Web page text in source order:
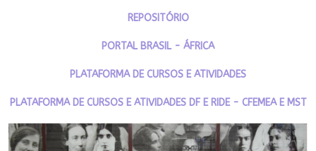
REPOSITÓRIO
PORTAL BRASIL - ÁFRICA
PLATAFORMA DE CURSOS E ATIVIDADES
PLATAFORMA DE CURSOS E ATIVIDADES DF E RIDE - CFEMEA E MST